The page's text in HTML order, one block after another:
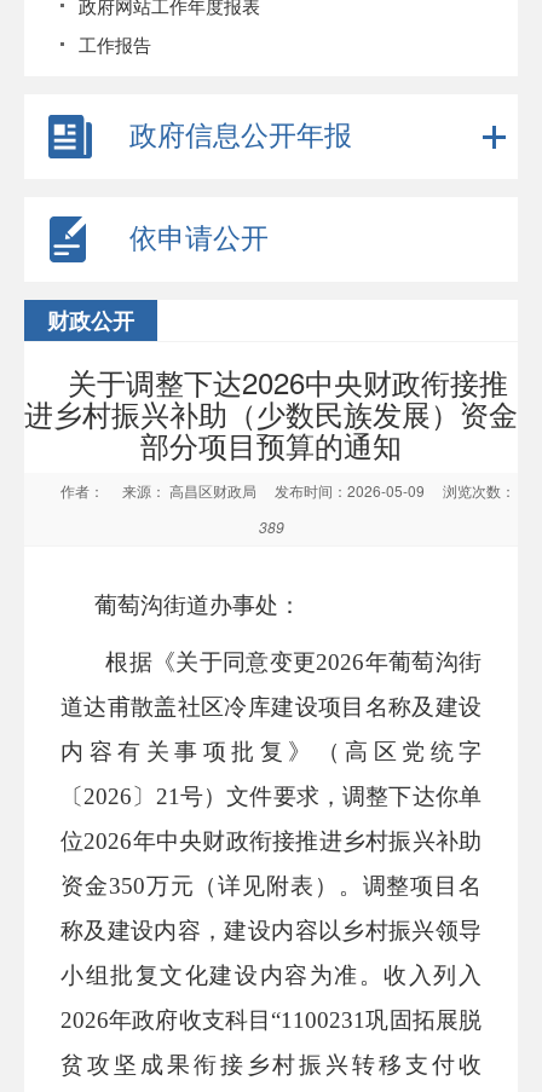
政府网站工作年度报表
工作报告
政府信息公开年报
依申请公开
财政公开
关于调整下达2026中央财政衔接推
进乡村振兴补助（少数民族发展）资金
部分项目预算的通知
作者： 来源： 高昌区财政局 发布时间：2026-05-09
浏览次数：
389
葡萄沟街道办事处 ：
根据 《关于同意变更2026年葡萄沟街
道达甫散盖社区冷库建设项目名称及建设
内容有关事项批复 》 （ 高区党统字
〔 2026 〕 21号）文件要求，调整下达你单
位2026年中央财政衔接推进乡村振兴补助
资金350万元（详见附表）。调整项目名
称及建设内容，建设内容以乡村振兴领导
小组批复文化建设内容为准。收入列入
2026年政府收支科目“1100231巩固拓展脱
贫攻坚成果衔接乡村振兴转移支付收